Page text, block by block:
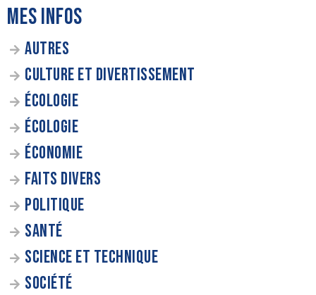
MES INFOS
AUTRES
CULTURE ET DIVERTISSEMENT
ÉCOLOGIE
ÉCOLOGIE
ÉCONOMIE
FAITS DIVERS
POLITIQUE
SANTÉ
SCIENCE ET TECHNIQUE
SOCIÉTÉ